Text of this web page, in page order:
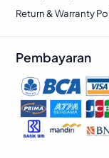
Return & Warranty
Pembayaran